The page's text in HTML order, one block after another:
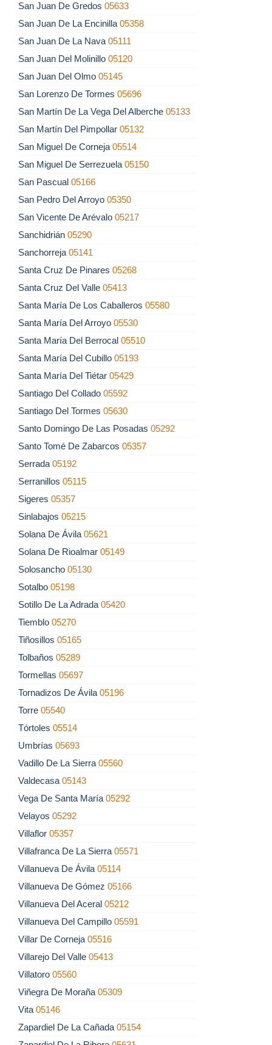
San Juan De Gredos 05633
San Juan De La Encinilla 05358
San Juan De La Nava 05111
San Juan Del Molinillo 05120
San Juan Del Olmo 05145
San Lorenzo De Tormes 05696
San Martín De La Vega Del Alberche 05133
San Martín Del Pimpollar 05132
San Miguel De Corneja 05514
San Miguel De Serrezuela 05150
San Pascual 05166
San Pedro Del Arroyo 05350
San Vicente De Arévalo 05217
Sanchidrián 05290
Sanchorreja 05141
Santa Cruz De Pinares 05268
Santa Cruz Del Valle 05413
Santa María De Los Caballeros 05580
Santa María Del Arroyo 05530
Santa María Del Berrocal 05510
Santa María Del Cubillo 05193
Santa María Del Tiétar 05429
Santiago Del Collado 05592
Santiago Del Tormes 05630
Santo Domingo De Las Posadas 05292
Santo Tomé De Zabarcos 05357
Serrada 05192
Serranillos 05115
Sigeres 05357
Sinlabajos 05215
Solana De Ávila 05621
Solana De Rioalmar 05149
Solosancho 05130
Sotalbo 05198
Sotillo De La Adrada 05420
Tiemblo 05270
Tiñosillos 05165
Tolbaños 05289
Tormellas 05697
Tornadizos De Ávila 05196
Torre 05540
Tórtoles 05514
Umbrías 05693
Vadillo De La Sierra 05560
Valdecasa 05143
Vega De Santa María 05292
Velayos 05292
Villaflor 05357
Villafranca De La Sierra 05571
Villanueva De Ávila 05114
Villanueva De Gómez 05166
Villanueva Del Aceral 05212
Villanueva Del Campillo 05591
Villar De Corneja 05516
Villarejo Del Valle 05413
Villatoro 05560
Viñegra De Moraña 05309
Vita 05146
Zapardiel De La Cañada 05154